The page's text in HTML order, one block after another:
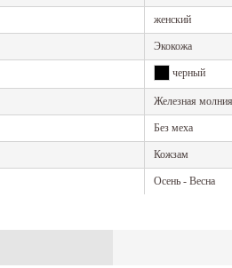
женский
Экокожа
черный
Железная молния
Без меха
Кожзам
Осень - Весна